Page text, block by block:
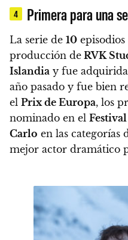
4 Primera para una
La serie de 10
producción de RVK
Islandia y fue
año pasado y fue bien
el Prix de Europa, los
nominado en el
Carlo en las categorías
mejor actor dramático